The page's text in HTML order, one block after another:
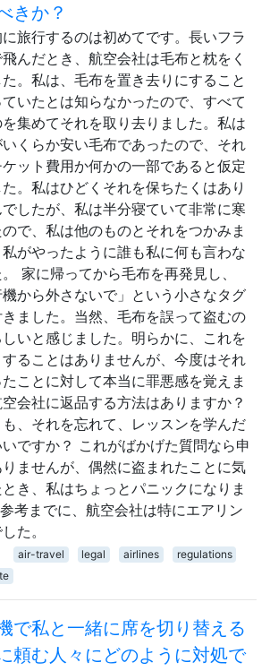
きか？
旅行するのは初めてです。長いフラ
んだとき、航空会社は毛布と枕をく
。私は、毛布を置き去りにすること
いたとは知らなかったので、すべて
集めてそれを取り去りました。私は
くらか安い毛布であったので、それ
ケット費用か何かの一部であると仮定
た。私はひどくそれを保ちたくはあり
でしたが、私は半分寝ていて非常に寒
で、私は他のものとそれをつかみま
私がやったように誰も私に何も言わな
家に帰ってから毛布を再発見し、
機から外さないで」という小さなタグ
ました。当然、毛布を誤って盗むの
いと感じました。明らかに、これを
することはありませんが、今度はそれ
ことに対して本当に罪悪感を覚えま
会社に返品する方法はありますか？
、それを忘れて、レッスンを学んだ
ですか？ これがばかげた質問なら申
りませんが、偶然に盗まれたことに気
き、私はちょっとパニックになりま
考までに、航空会社は特にエアリン
た。
air-travel legal airlines
regulations
で私と一緒に席を切り替える
頼む人々にどのように対処で